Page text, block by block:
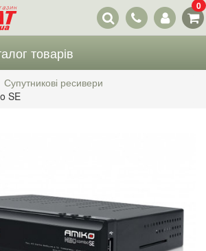
Наші
контакти
0
товарів
Супутникові ресивери
SE